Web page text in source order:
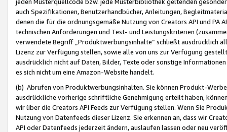
auch Spezifikationen, Benutzerhandbücher, Anleitungen,
denen die für die ordnungsgemäße Nutzung von Creators API und PA
technischen Anforderungen und Test- und Leistungskriterien
verwendete Begriff „Produktwerbungsinhalte“ schließt ausdrücklich
Lizenz zur Verfügung stellen, sowie alle von uns zur Verfügung
ausdrücklich nicht auf Daten, Bilder, Texte oder sonstige
es sich nicht um eine Amazon-Website handelt.
(b) Abrufen von Produktwerbungsinhalten. Sie können Produkt-
ausdrückliche vorherige schriftliche Genehmigung erteilt haben,
wir über die Creators API Feeds zur Verfügung stellen. Wenn Sie
Nutzung von Datenfeeds dieser Lizenz. Sie erkennen an, dass wir
API oder Datenfeeds jederzeit ändern, auslaufen lassen oder neu